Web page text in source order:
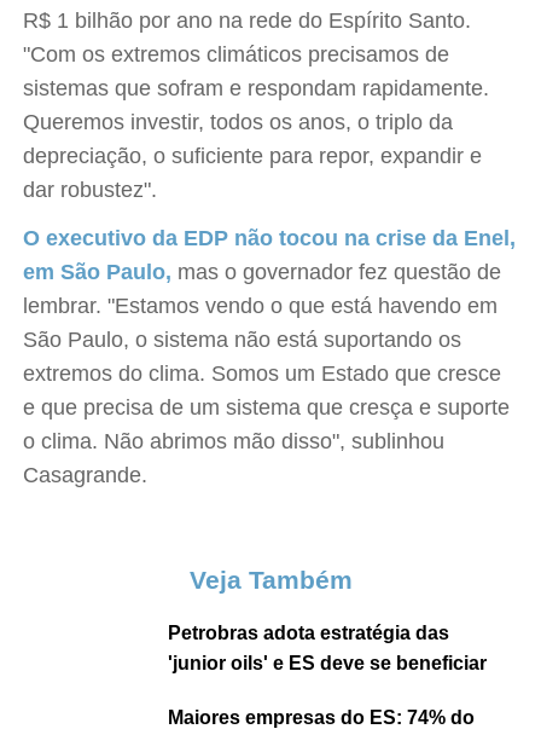
R$ 1 bilhão por ano na rede do Espírito Santo.
"Com os extremos climáticos precisamos de
sistemas que sofram e respondam rapidamente.
Queremos investir, todos os anos, o triplo da
depreciação, o suficiente para repor, expandir e
dar robustez".
O executivo da EDP não tocou na crise da Enel,
em São Paulo, mas o governador fez questão de
lembrar. "Estamos vendo o que está havendo em
São Paulo, o sistema não está suportando os
extremos do clima. Somos um Estado que cresce
e que precisa de um sistema que cresça e suporte
o clima. Não abrimos mão disso", sublinhou
Casagrande.
Veja Também
Petrobras adota estratégia das
'junior oils' e ES deve se beneficiar
Maiores empresas do ES: 74% do